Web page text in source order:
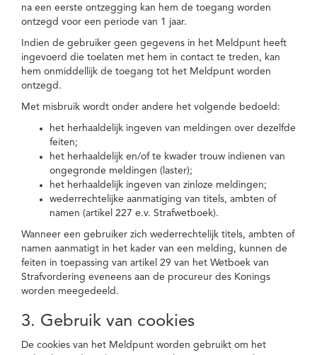
na een eerste ontzegging kan hem de toegang worden
ontzegd voor een periode van 1 jaar.
Indien de gebruiker geen gegevens in het Meldpunt heeft
ingevoerd die toelaten met hem in contact te treden, kan
hem onmiddellijk de toegang tot het Meldpunt worden
ontzegd.
Met misbruik wordt onder andere het volgende bedoeld:
het herhaaldelijk ingeven van meldingen over dezelfde
feiten;
het herhaaldelijk en/of te kwader trouw indienen van
ongegronde meldingen (laster);
het herhaaldelijk ingeven van zinloze meldingen;
wederrechtelijke aanmatiging van titels, ambten of
namen (artikel 227 e.v. Strafwetboek).
Wanneer een gebruiker zich wederrechtelijk titels, ambten of
namen aanmatigt in het kader van een melding, kunnen de
feiten in toepassing van artikel 29 van het Wetboek van
Strafvordering eveneens aan de procureur des Konings
worden meegedeeld.
3. Gebruik van cookies
De cookies van het Meldpunt worden gebruikt om het